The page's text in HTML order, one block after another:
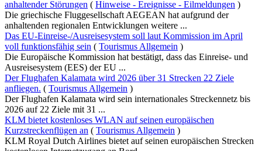
anhaltender Störungen ( Hinweise - Ereignisse - Eilmeldungen )
Die griechische Fluggesellschaft AEGEAN hat aufgrund der
anhaltenden regionalen Entwicklungen weitere ...
Das EU-Einreise-/Ausreisesystem soll laut Kommission im April
voll funktionsfähig sein ( Tourismus Allgemein )
Die Europäische Kommission hat bestätigt, dass das Einreise- und
Ausreisesystem (EES) der EU ...
Der Flughafen Kalamata wird 2026 über 31 Strecken 22 Ziele
anfliegen. ( Tourismus Allgemein )
Der Flughafen Kalamata wird sein internationales Streckennetz bis
2026 auf 22 Ziele mit 31 ...
KLM bietet kostenloses WLAN auf seinen europäischen
Kurzstreckenflügen an ( Tourismus Allgemein )
KLM Royal Dutch Airlines bietet auf seinen europäischen Strecken